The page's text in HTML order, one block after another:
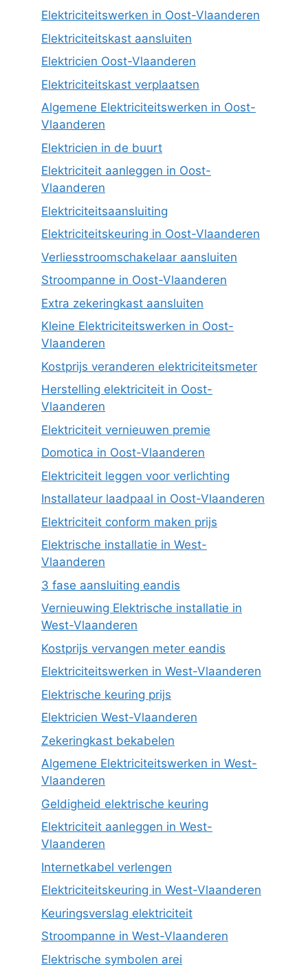
Elektriciteitswerken in Oost-Vlaanderen
Elektriciteitskast aansluiten
Elektricien Oost-Vlaanderen
Elektriciteitskast verplaatsen
Algemene Elektriciteitswerken in Oost-
Vlaanderen
Elektricien in de buurt
Elektriciteit aanleggen in Oost-
Vlaanderen
Elektriciteitsaansluiting
Elektriciteitskeuring in Oost-Vlaanderen
Verliesstroomschakelaar aansluiten
Stroompanne in Oost-Vlaanderen
Extra zekeringkast aansluiten
Kleine Elektriciteitswerken in Oost-
Vlaanderen
Kostprijs veranderen elektriciteitsmeter
Herstelling elektriciteit in Oost-
Vlaanderen
Elektriciteit vernieuwen premie
Domotica in Oost-Vlaanderen
Elektriciteit leggen voor verlichting
Installateur laadpaal in Oost-Vlaanderen
Elektriciteit conform maken prijs
Elektrische installatie in West-
Vlaanderen
3 fase aansluiting eandis
Vernieuwing Elektrische installatie in
West-Vlaanderen
Kostprijs vervangen meter eandis
Elektriciteitswerken in West-Vlaanderen
Elektrische keuring prijs
Elektricien West-Vlaanderen
Zekeringkast bekabelen
Algemene Elektriciteitswerken in West-
Vlaanderen
Geldigheid elektrische keuring
Elektriciteit aanleggen in West-
Vlaanderen
Internetkabel verlengen
Elektriciteitskeuring in West-Vlaanderen
Keuringsverslag elektriciteit
Stroompanne in West-Vlaanderen
Elektrische symbolen arei